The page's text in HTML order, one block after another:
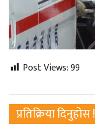
Post Views:99
प्रतिक्रिया दिनुहोस !